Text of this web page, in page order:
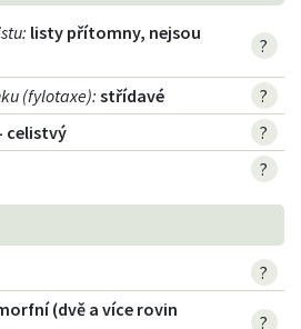
: listy přítomny, nejsou
?
(fylotaxe): střídavé
?
celistvý
?
?
?
(dvě a více rovin
?